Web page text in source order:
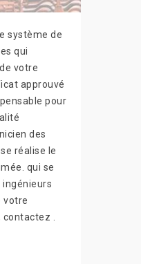
système de
qui
votre
approuvé
pour
des
réalise le
qui se
ingénieurs
votre
.